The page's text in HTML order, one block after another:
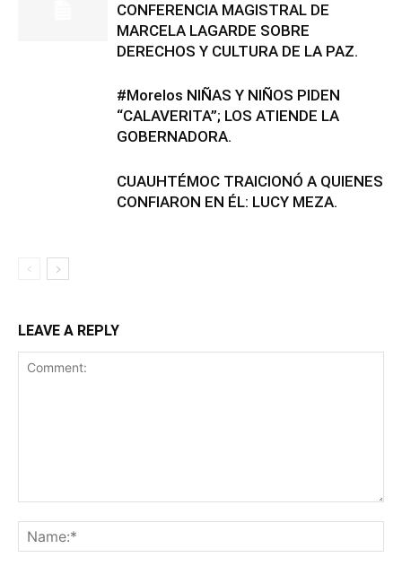
CONFERENCIA MAGISTRAL DE
MARCELA LAGARDE SOBRE
DERECHOS Y CULTURA DE LA PAZ.
#Morelos NIÑAS Y NIÑOS PIDEN
“CALAVERITA”; LOS ATIENDE LA
GOBERNADORA.
CUAUHTÉMOC TRAICIONÓ A QUIENES
CONFIARON EN ÉL: LUCY MEZA.
LEAVE A REPLY